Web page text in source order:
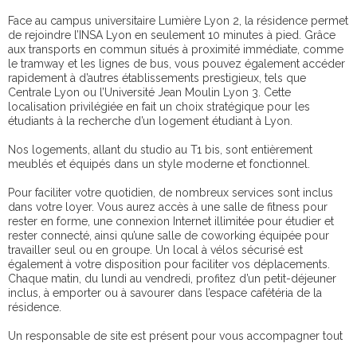
Face au campus universitaire Lumière Lyon 2, la résidence permet
de rejoindre l’INSA Lyon en seulement 10 minutes à pied. Grâce
aux transports en commun situés à proximité immédiate, comme
le tramway et les lignes de bus, vous pouvez également accéder
rapidement à d’autres établissements prestigieux, tels que
Centrale Lyon ou l’Université Jean Moulin Lyon 3. Cette
localisation privilégiée en fait un choix stratégique pour les
étudiants à la recherche d’un logement étudiant à Lyon.
Nos logements, allant du studio au T1 bis, sont entièrement
meublés et équipés dans un style moderne et fonctionnel.
Pour faciliter votre quotidien, de nombreux services sont inclus
dans votre loyer. Vous aurez accès à une salle de fitness pour
rester en forme, une connexion Internet illimitée pour étudier et
rester connecté, ainsi qu’une salle de coworking équipée pour
travailler seul ou en groupe. Un local à vélos sécurisé est
également à votre disposition pour faciliter vos déplacements.
Chaque matin, du lundi au vendredi, profitez d’un petit-déjeuner
inclus, à emporter ou à savourer dans l’espace cafétéria de la
résidence.
Un responsable de site est présent pour vous accompagner tout